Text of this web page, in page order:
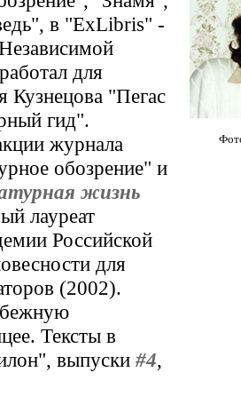
в "ExLibris" -
для
Кузнецова "Пегас
гид".
журнала
обозрение" и
жизнь
лауреат
Российской
для
(2002).
Тексты в
выпуски #4,